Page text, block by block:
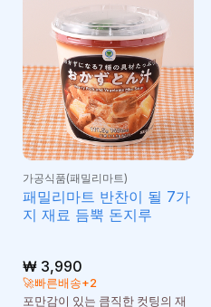
가공식품(패밀리마트)
패밀리마트 반찬이 될 7가
지 재료 듬뿍 돈지루
₩3,990
🚀빠른배송+2
포만감이 있는 큼직한 컷팅의 재